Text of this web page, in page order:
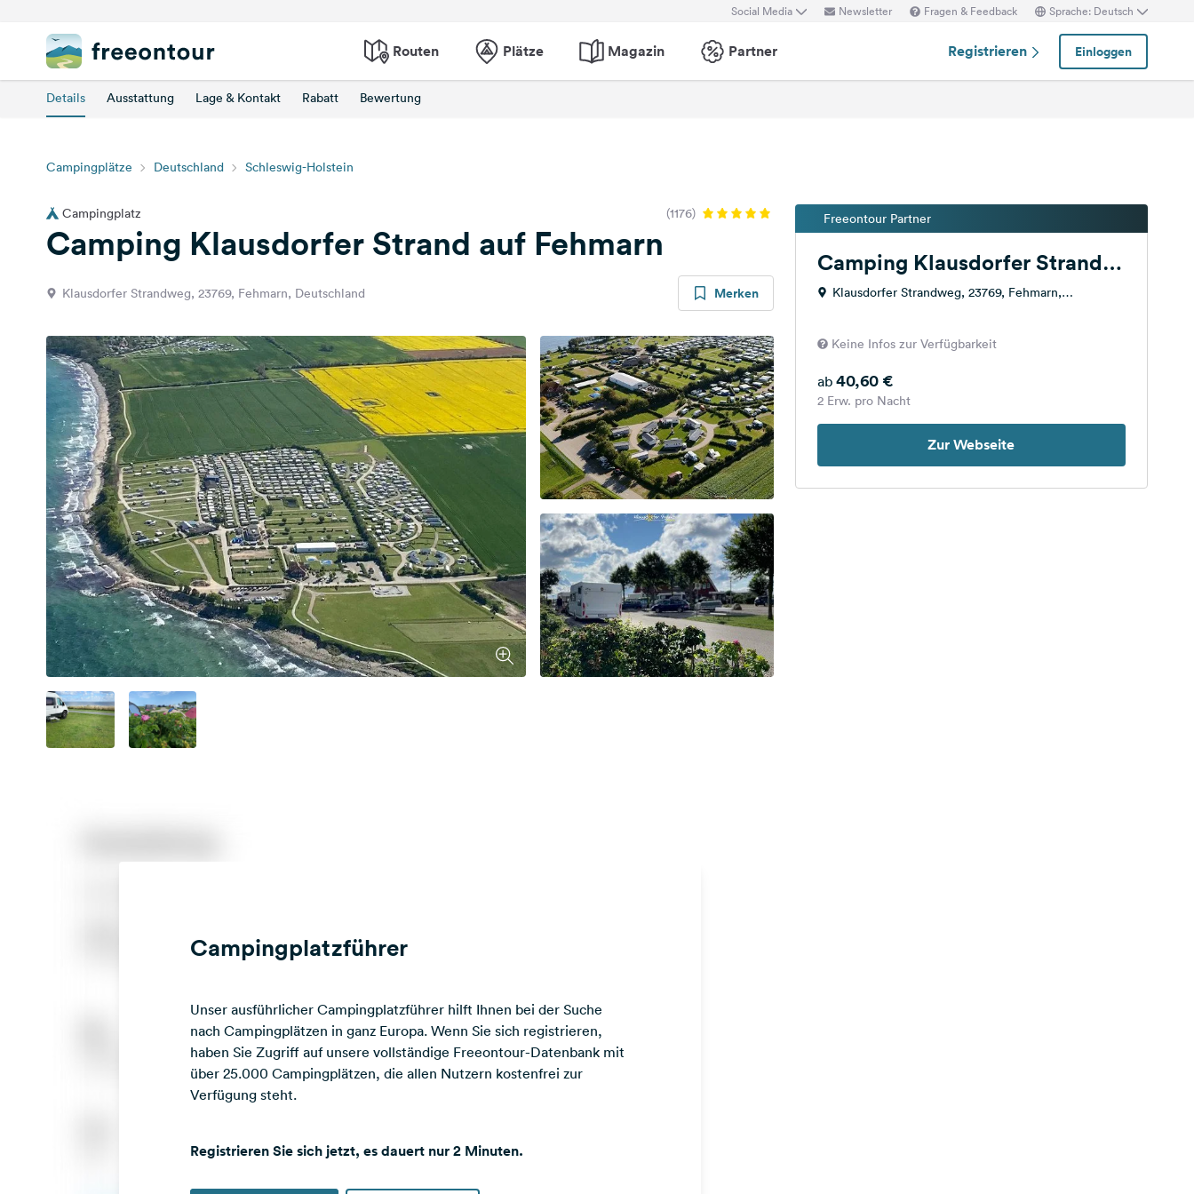
Social Media Newsletter Fragen & Feedback Sprache: Deutsch
Routen Plätze Magazin Partner Registrieren Einloggen
Details Ausstattung Lage & Kontakt Rabatt Bewertung
Campingplätze Deutschland Schleswig-Holstein
Campingplatz (1176)
Camping Klausdorfer Strand auf Fehmarn
Klausdorfer Strandweg, 23769, Fehmarn, Deutschland Merken
Campingplatzführer
Unser ausführlicher Campingplatzführer hilft Ihnen bei der Suche
nach Campingplätzen in ganz Europa. Wenn Sie sich registrieren,
haben Sie Zugriff auf unsere vollständige Freeontour-Datenbank mit
über 25.000 Campingplätzen, die allen Nutzern kostenfrei zur
Verfügung steht.
Registrieren Sie sich jetzt, es dauert nur 2 Minuten.
Freeontour Partner
Camping Klausdorfer Strand
auf Fehmarn
Klausdorfer Strandweg, 23769, Fehmarn,
Keine Infos zur Verfügbarkeit
ab 40,60 €
2 Erw. pro Nacht
Zur Webseite